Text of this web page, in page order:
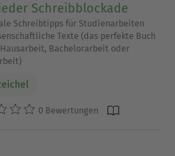
Schreibblockade
Schreibtipps für Studienarbeiten
Texte (das perfekte Buch
Bachelorarbeit oder
0 Bewertungen